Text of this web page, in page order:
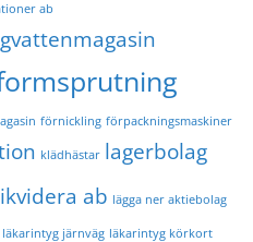
ab
förnickling förpackningsmaskiner
klädhästar lagerbolag
ab lägga ner aktiebolag
läkarintyg järnväg läkarintyg körkort